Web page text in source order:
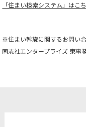
「住まい検索システム」はこ
※住まい斡旋に関するお問い
同志社エンタープライズ 東